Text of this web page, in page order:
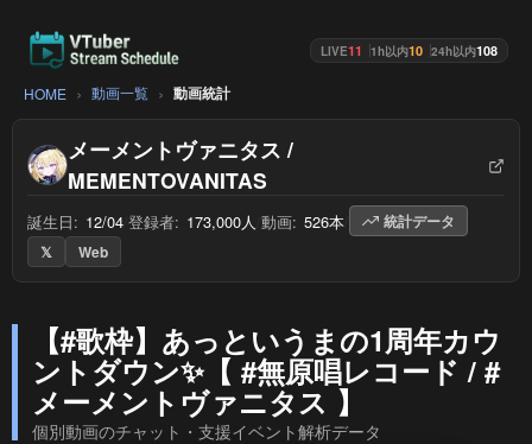
LIVE11 1h以内10 24h以内108
HOME 動画一覧 動画統計
メーメントヴァニタス /
MEMENTOVANITAS
誕生日: 12/04 登録者: 173,000人 動画: 526本
統計データ
𝕏
Web
【#歌枠】あっというまの1周年カウ
ントダウン✨【 #無原唱レコード / #
メーメントヴァニタス 】
個別動画のチャット・支援イベント解析データ